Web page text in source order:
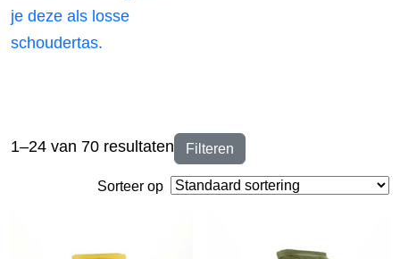
je deze als losse
schoudertas.
Filteren
1–24 van 70 resultaten
Sorteer op